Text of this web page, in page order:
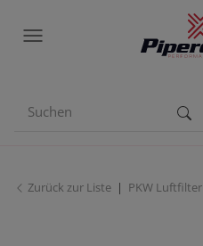
Zurück zur Liste PKW Luftfilter